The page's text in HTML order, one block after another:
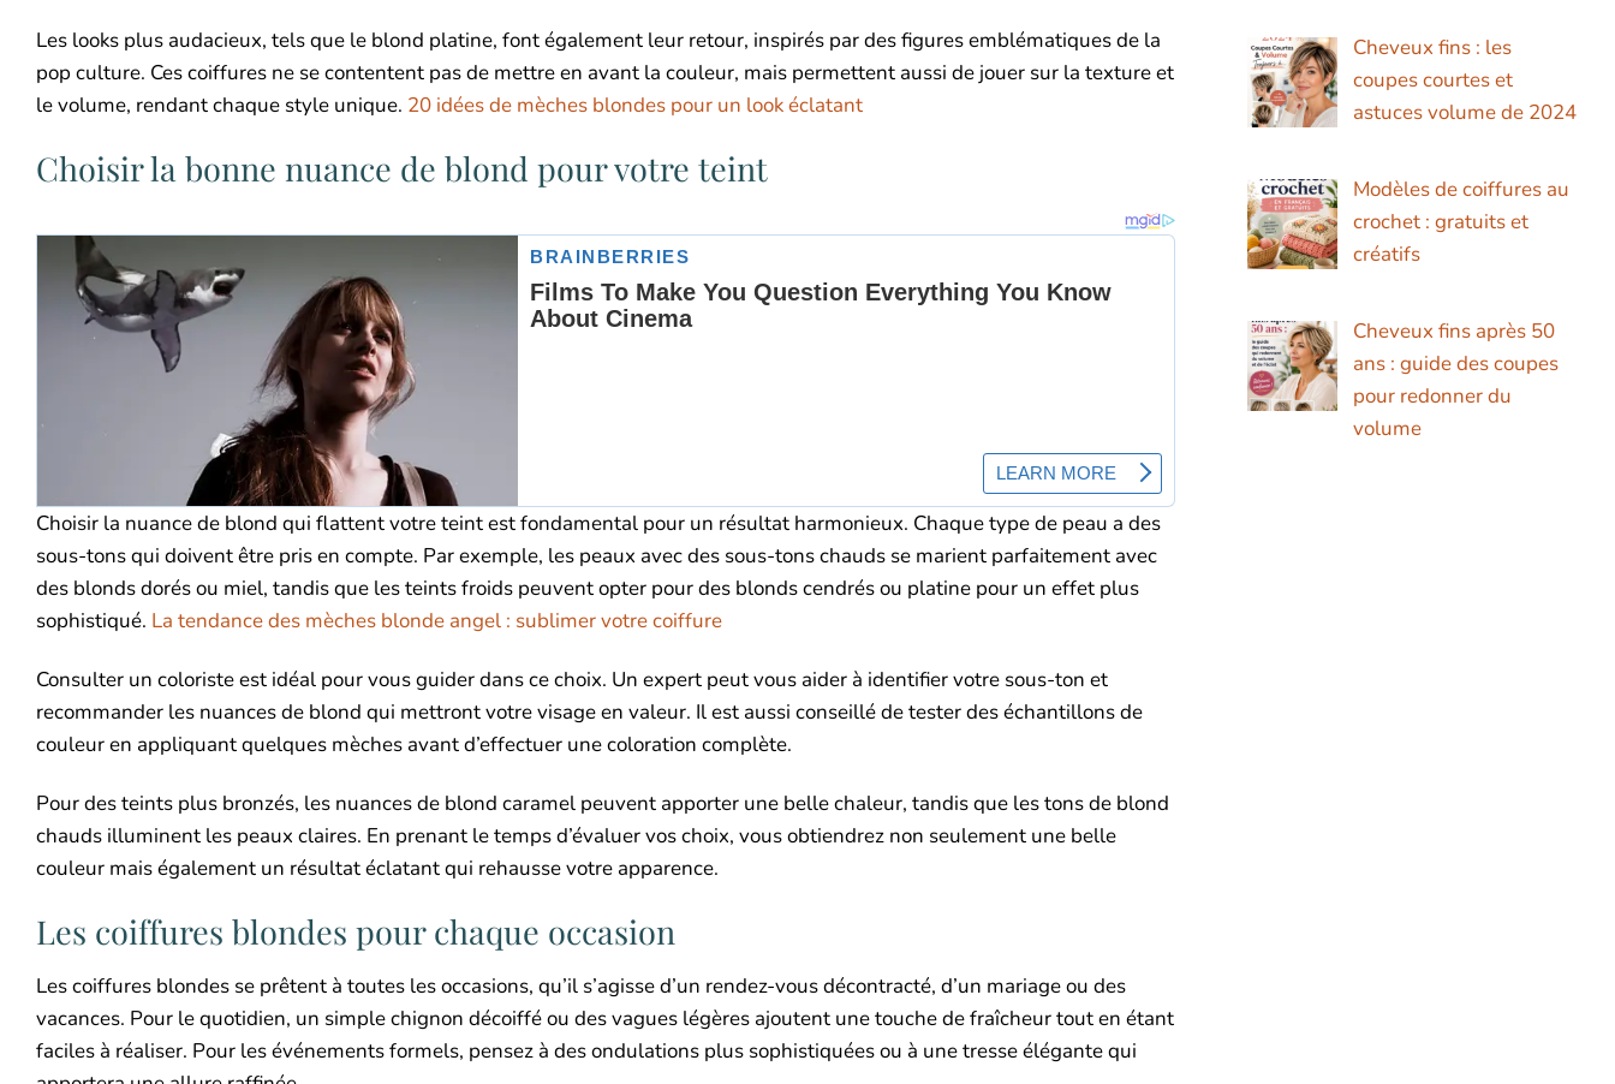
Les looks plus audacieux, tels que le blond platine, font également leur retour, inspirés par des figures emblématiques de la
pop culture. Ces coiffures ne se contentent pas de mettre en avant la couleur, mais permettent aussi de jouer sur la texture et
le volume, rendant chaque style unique. 20 idées de mèches blondes pour un look éclatant
Choisir la bonne nuance de blond pour votre teint
Choisir la nuance de blond qui flattent votre teint est fondamental pour un résultat harmonieux. Chaque type de peau a des
sous-tons qui doivent être pris en compte. Par exemple, les peaux avec des sous-tons chauds se marient parfaitement avec
des blonds dorés ou miel, tandis que les teints froids peuvent opter pour des blonds cendrés ou platine pour un effet plus
sophistiqué. La tendance des mèches blonde angel : sublimer votre coiffure
Consulter un coloriste est idéal pour vous guider dans ce choix. Un expert peut vous aider à identifier votre sous-ton et
recommander les nuances de blond qui mettront votre visage en valeur. Il est aussi conseillé de tester des échantillons de
couleur en appliquant quelques mèches avant d’effectuer une coloration complète.
Pour des teints plus bronzés, les nuances de blond caramel peuvent apporter une belle chaleur, tandis que les tons de blond
chauds illuminent les peaux claires. En prenant le temps d’évaluer vos choix, vous obtiendrez non seulement une belle
couleur mais également un résultat éclatant qui rehausse votre apparence.
Les coiffures blondes pour chaque occasion
Les coiffures blondes se prêtent à toutes les occasions, qu’il s’agisse d’un rendez-vous décontracté, d’un mariage ou des
vacances. Pour le quotidien, un simple chignon décoiffé ou des vagues légères ajoutent une touche de fraîcheur tout en étant
faciles à réaliser. Pour les événements formels, pensez à des ondulations plus sophistiquées ou à une tresse élégante qui
Cheveux fins : les
coupes courtes et
astuces volume de 2024
Modèles de coiffures au
crochet : gratuits et
créatifs
Cheveux fins après 50
ans : guide des coupes
pour redonner du
volume